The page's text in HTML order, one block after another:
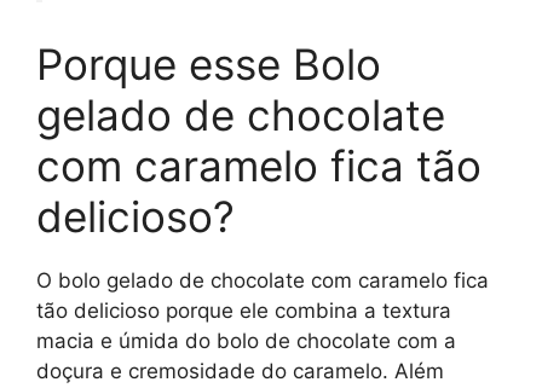
Porque esse Bolo
gelado de chocolate
com caramelo fica tão
delicioso?
O bolo gelado de chocolate com caramelo fica
tão delicioso porque ele combina a textura
macia e úmida do bolo de chocolate com a
doçura e cremosidade do caramelo. Além